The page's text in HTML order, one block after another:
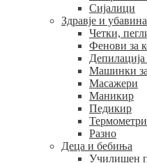
Сијалици
Здравје и убавина
Четки,
Фенови за
Машинки
Масажери
Маникир
Педикир
Термометри
Разно
Деца и бебиња
Училишен